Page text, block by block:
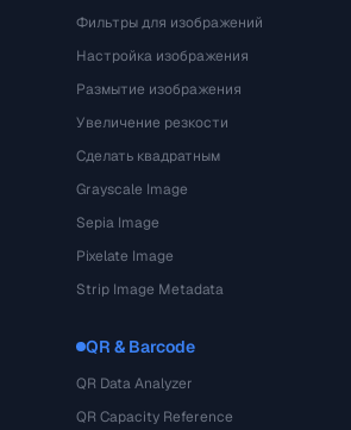
Фильтры для изображений
Настройка изображения
Размытие изображения
Увеличение резкости
Сделать квадратным
Grayscale Image
Sepia Image
Pixelate Image
Strip Image Metadata
QR & Barcode
QR Data Analyzer
QR Capacity Reference